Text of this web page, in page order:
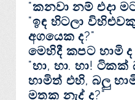
"කනවා නම් එදා
"ඉඳ හිටලා
අගයෙක ද?"
මෙහිදී කපට හාමි
"හා, හා. හා!
හාමිත් එහි, බලු
මතක නැද් ද?"